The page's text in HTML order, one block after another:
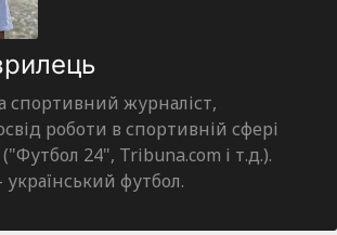
спортивний журналіст,
роботи в спортивній сфері
24", Tribuna.com і т.д.).
український футбол.